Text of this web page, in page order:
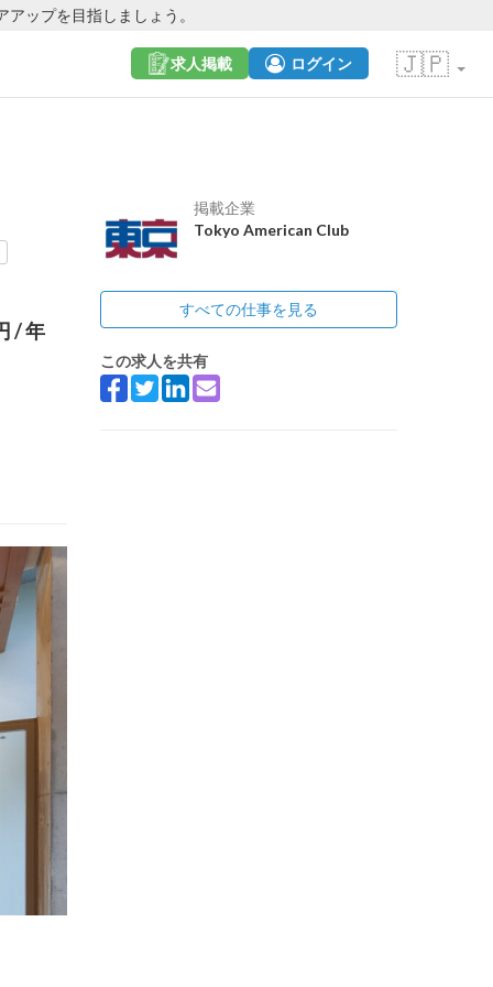
アップを目指しましょう。
🇯🇵
求人掲載 ログイン
/ 年
掲載企業
Tokyo American Club
すべての仕事を見る
この求人を共有